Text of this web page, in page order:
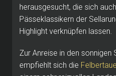
herausgesucht, die sich
Pässeklassikern der
Highlight verknüpfen lassen.
Zur Anreise in den sonnigen
empfiehlt sich die